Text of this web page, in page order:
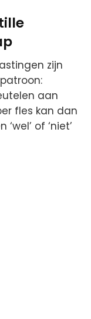
zijn
aan
fles kan dan
of ‘niet’